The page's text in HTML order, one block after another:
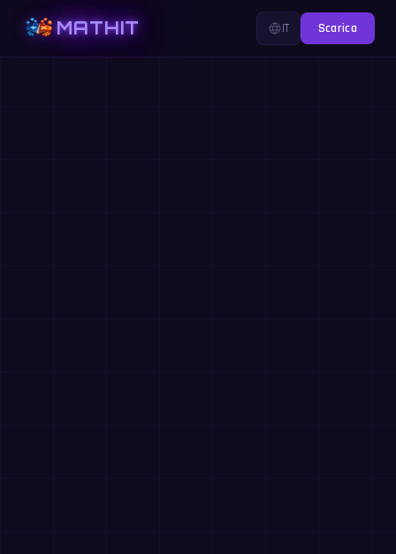
MATHIT IT Scarica